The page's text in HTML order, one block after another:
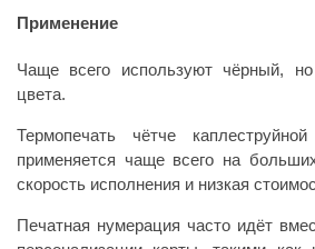
Применение
Чаще всего используют чёрный,
цвета.
Термопечать чётче
применяется чаще всего на
скорость исполнения и низкая
Печатная нумерация часто идёт